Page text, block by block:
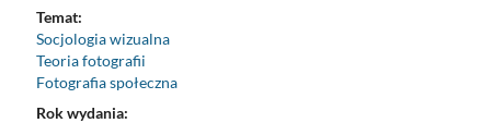
Temat:
Socjologia wizualna
Teoria fotografii
Fotografia społeczna
Rok wydania: